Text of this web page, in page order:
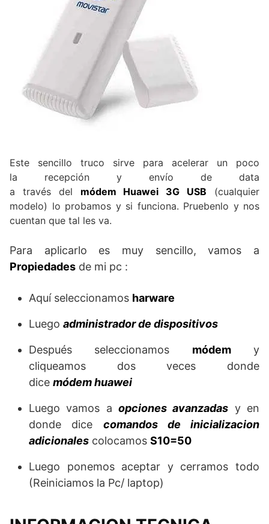
Este sencillo truco sirve para acelerar un poco
la recepción y envío de data
a través del módem Huawei 3G USB (cualquier
modelo) lo probamos y si funciona. Pruebenlo y nos
cuentan que tal les va.
Para aplicarlo es muy sencillo, vamos a
Propiedades de mi pc :
Aquí seleccionamos harware
Luego administrador de dispositivos
Después seleccionamos módemy
cliqueamos dos veces donde
dice módem huawei
Luego vamos a opciones avanzadas y en
donde dice comandos de inicializacion
adicionales colocamos S10=50
Luego ponemos aceptar y cerramos todo
(Reiniciamos la Pc/ laptop)